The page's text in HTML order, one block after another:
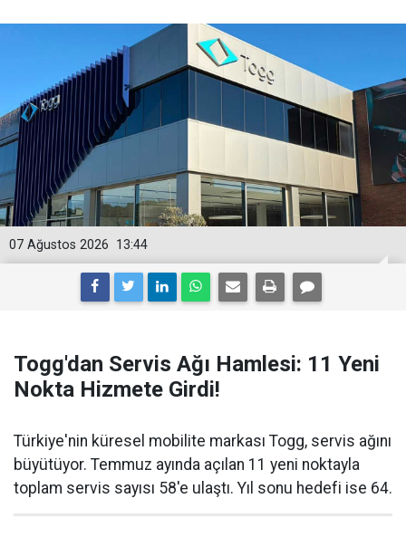
13:44
07 Ağustos 2026
Togg'dan Servis Ağı Hamlesi: 11 Yeni
Nokta Hizmete Girdi!
Türkiye'nin küresel mobilite markası Togg, servis ağını
büyütüyor. Temmuz ayında açılan 11 yeni noktayla
toplam servis sayısı 58'e ulaştı. Yıl sonu hedefi ise 64.